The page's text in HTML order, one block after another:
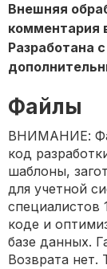
Внешняя
комментария
Разработана
Файлы
ВНИМАНИЕ:
код
шаблоны,
для учетной
специалистов
коде и
базе данных.
Возврата нет.